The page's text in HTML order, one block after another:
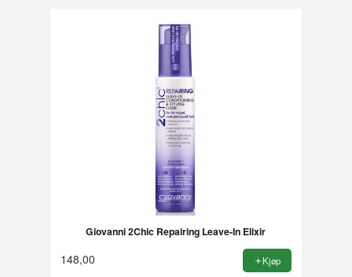
Giovanni 2Chic Repairing Leave-In Elixir
148,00 Kjøp